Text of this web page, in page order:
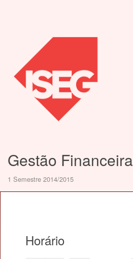
Gestão Financeira
1 Semestre 2014/2015
Horário